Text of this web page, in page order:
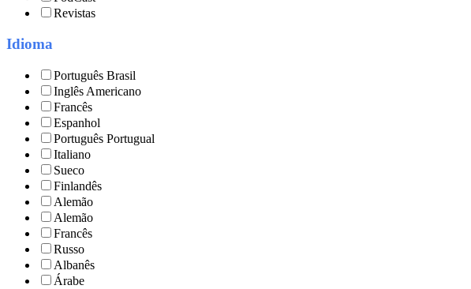
Revistas
Idioma
Português Brasil
Inglês Americano
Francês
Espanhol
Português Portugual
Italiano
Sueco
Finlandês
Alemão
Alemão
Francês
Russo
Albanês
Árabe